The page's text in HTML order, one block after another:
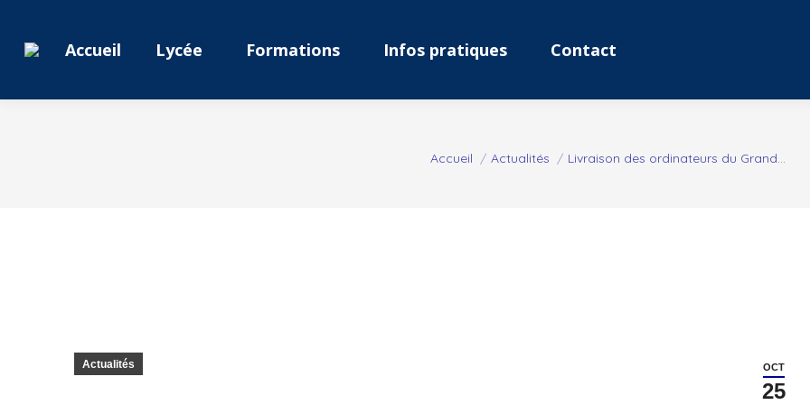
Accueil Lycée Formations Infos pratiques Contact
Vous êtes ici :
Accueil Actualités Livraison des ordinateurs du Grand…
OCT
25
Actualités